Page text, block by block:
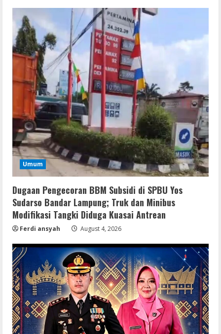
Umum
Dugaan Pengecoran BBM Subsidi di SPBU Yos
Sudarso Bandar Lampung; Truk dan Minibus
Modifikasi Tangki Diduga Kuasai Antrean
Ferdi ansyah August 4, 2026
2
Serialers
Lotto Pro Crack exe (x86-x64) Latest
August 6, 2026
3
VL
Office 2024 Mondo Lite Installer EXE
Account-Free Setup Frее Download
To𝚛rent
August 5, 2026
4
Remux
OK! Madam: Bon Voyage 2026 Pre-
DVDRip Updated Audio Magnet
August 5, 2026